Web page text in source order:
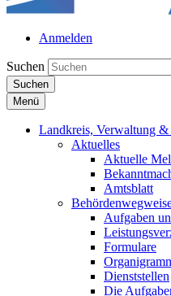
Anmelden
Suchen
Suchen
Menü
Landkreis, Verwaltung
Aktuelles
Aktuelle
Amtsblatt
Aufgaben
Formulare
Dienststellen
Die